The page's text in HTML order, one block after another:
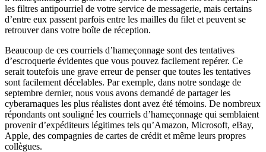
les filtres antipourriel de votre service de messagerie, mais certains
d’entre eux passent parfois entre les mailles du filet et peuvent se
retrouver dans votre boîte de réception.
Beaucoup de ces courriels d’hameçonnage sont des tentatives
d’escroquerie évidentes que vous pouvez facilement repérer. Ce
serait toutefois une grave erreur de penser que toutes les tentatives
sont facilement décelables. Par exemple, dans notre sondage de
septembre dernier, nous vous avons demandé de partager les
cyberarnaques les plus réalistes dont avez été témoins. De nombreux
répondants ont souligné les courriels d’hameçonnage qui semblaient
provenir d’expéditeurs légitimes tels qu’Amazon, Microsoft, eBay,
Apple, des compagnies de cartes de crédit et même leurs propres
collègues.